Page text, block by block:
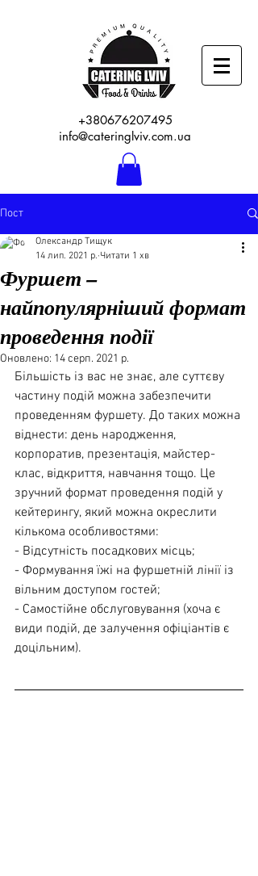
+380676207495
info@cateringlviv.com.ua
Пост
Фуршет –
найпопулярніший формат
проведення події
Олександр Тищук
14 лип. 2021 р. Читати 1 хв
Оновлено: 14 серп. 2021 р.
Більшість із вас не знає, але суттєву
частину подій можна забезпечити
проведенням фуршету. До таких можна
віднести: день народження,
корпоратив, презентація, майстер-
клас, відкриття, навчання тощо. Це
зручний формат проведення подій у
кейтерингу, який можна окреслити
кількома особливостями:
- Відсутність посадкових місць;
- Формування їжі на фуршетній лінії із
вільним доступом гостей;
- Самостійне обслуговування (хоча є
види подій, де залучення офіціантів є
доцільним).